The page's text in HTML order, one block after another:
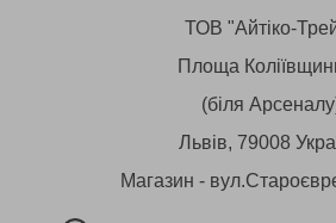
ТОВ "Айтіко-
Площа
(біля
Львів, 79008
Магазин -